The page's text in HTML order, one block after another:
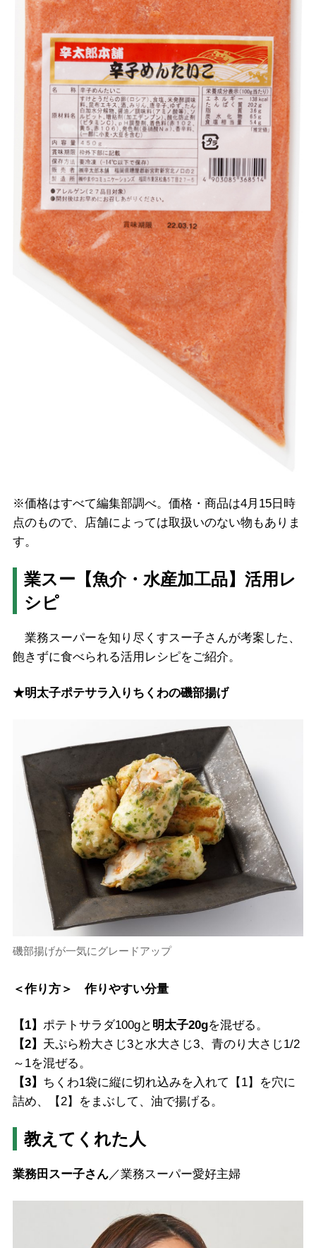
※価格はすべて編集部調べ。価格・商品は4月15日時
点のもので、店舗によっては取扱いのない物もありま
す。
業スー【魚介・水産加工品】活用レ
シピ
業務スーパーを知り尽くすスー子さんが考案した、
飽きずに食べられる活用レシピをご紹介。
★明太子ポテサラ入りちくわの磯部揚げ
磯部揚げが一気にグレードアップ
＜作り方＞ 作りやすい分量
【1】 ポテトサラダ100gと 明太子20gを混ぜる。
【2】 天ぷら粉大さじ3と水大さじ3、青のり大さじ1/2
～1を混ぜる。
【3】 ちくわ1袋に縦に切れ込みを入れて【1】を穴に
詰め、【2】をまぶして、油で揚げる。
教えてくれた人
業務田スー子さん／業務スーパー愛好主婦